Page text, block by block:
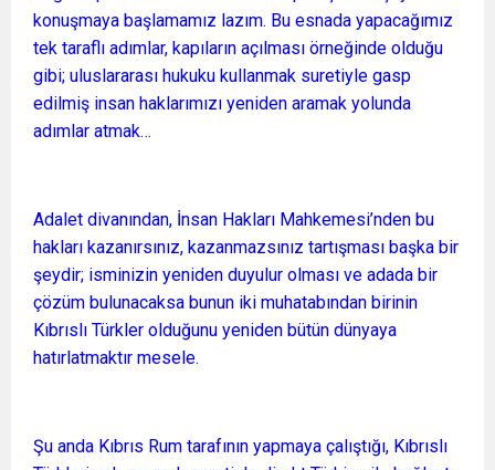
konuşmaya başlamamız lazım. Bu esnada yapacağımız
tek taraflı adımlar, kapıların açılması örneğinde olduğu
gibi; uluslararası hukuku kullanmak suretiyle gasp
edilmiş insan haklarımızı yeniden aramak yolunda
adımlar atmak…
Adalet divanından, İnsan Hakları Mahkemesi’nden bu
hakları kazanırsınız, kazanmazsınız tartışması başka bir
şeydir; isminizin yeniden duyulur olması ve adada bir
çözüm bulunacaksa bunun iki muhatabından birinin
Kıbrıslı Türkler olduğunu yeniden bütün dünyaya
hatırlatmaktır mesele.
Şu anda Kıbrıs Rum tarafının yapmaya çalıştığı, Kıbrıslı